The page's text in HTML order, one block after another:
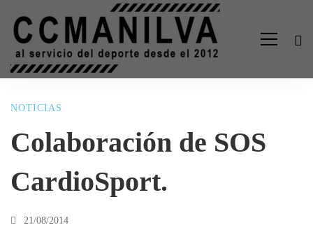
Colaboración
de
SOS
NOTICIAS
Colaboración de SOS
CardioSport.
21/08/2014